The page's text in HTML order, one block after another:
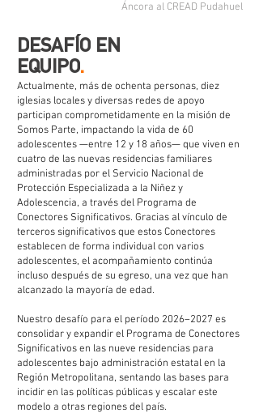
Áncora al CREAD Pudahuel
DESAFÍO EN
EQUIPO.
Actualmente, más de ochenta personas, diez
iglesias locales y diversas redes de apoyo
participan comprometidamente en la misión de
Somos Parte, impactando la vida de 60
adolescentes —entre 12 y 18 años— que viven en
cuatro de las nuevas residencias familiares
administradas por el Servicio Nacional de
Protección Especializada a la Niñez y
Adolescencia, a través del Programa de
Conectores Significativos. Gracias al vínculo de
terceros significativos que estos Conectores
establecen de forma individual con varios
adolescentes, el acompañamiento continúa
incluso después de su egreso, una vez que han
alcanzado la mayoría de edad.
Nuestro desafío para el período 2026–2027 es
consolidar y expandir el Programa de Conectores
Significativos en las nueve residencias para
adolescentes bajo administración estatal en la
Región Metropolitana, sentando las bases para
incidir en las políticas públicas y escalar este
modelo a otras regiones del país.